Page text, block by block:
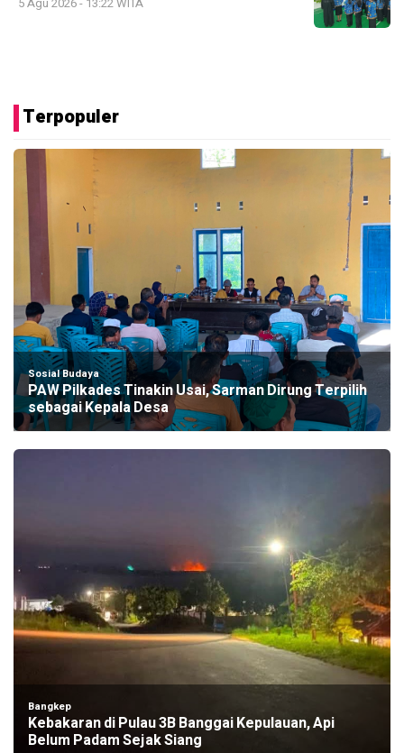
Terpopuler
Sosial Budaya
PAW Pilkades Tinakin Usai, Sarman Dirung Terpilih
sebagai Kepala Desa
Bangkep
Kebakaran di Pulau 3B Banggai Kepulauan, Api
Belum Padam Sejak Siang